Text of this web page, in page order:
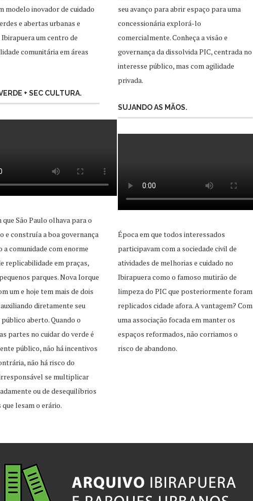
modelo inovador de cuidado
e abertas urbanas e
um centro de
comunitária em áreas
+ SEC CULTURA.
que São Paulo olhava para o
e construía a boa governança
a comunidade com enorme
replicabilidade em praças,
parques. Nova Iorque
um e hoje tem mais de dois
diretamente seu
aberto. Quando o
partes no cuidar do verde é
público, não há incentivos
não há risco do
se multiplicar
ou de desequilíbrios
lesam o erário.
seu avanço para abrir espaço para uma
concessionária explorá-lo
comercialmente. Conheça a visão e
governança da dissolvida PIC, centrada no
interesse público, mas com agilidade
privada.
SUJANDO AS MÃOS.
Época em que todos interessados
participavam com a sociedade civil de
atividades de melhorias e cuidado no
Ibirapuera como o famoso mutirão de
limpeza do PIC que posteriormente foram
replicados cidade afora. A vantagem? Com
uma associação focada em manter os
espaços reformados, não corriamos o
risco de abandono.